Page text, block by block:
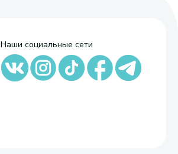
Наши социальные сети